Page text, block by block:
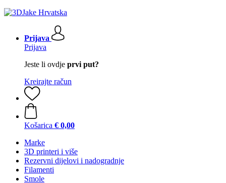
Prijava
Prijava
Jeste li ovdje prvi put?
Kreirajte račun
Košarica € 0,00
Marke
3D printeri i više
Rezervni dijelovi i nadogradnje
Filamenti
Smole